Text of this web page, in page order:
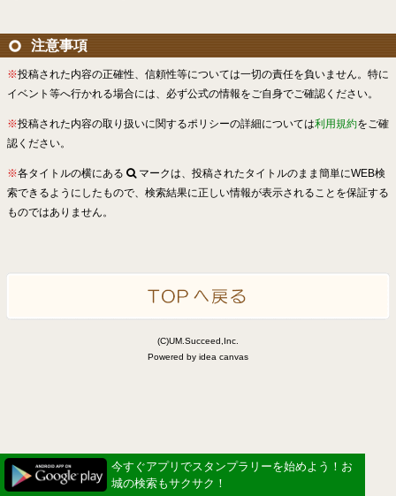
注意事項
※投稿された内容の正確性、信頼性等については一切の責任を負いません。特に
イベント等へ行かれる場合には、必ず公式の情報をご自身でご確認ください。
※投稿された内容の取り扱いに関するポリシーの詳細については利用規約をご確
認ください。
※各タイトルの横にある
マークは、投稿されたタイトルのまま簡単にWEB検
索できるようにしたもので、検索結果に正しい情報が表示されることを保証する
ものではありません。
(C)UM.Succeed,Inc.
Powered by idea canvas
今すぐアプリでスタンプラリーを始めよう！お
城の検索もサクサク！